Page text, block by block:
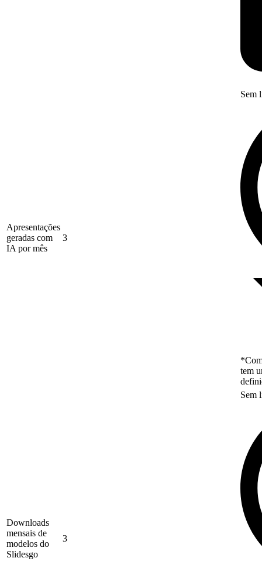
Apresentações
geradas com
IA por mês
3
Sem
tem
Downloads
mensais de
modelos do
Slidesgo
3
Sem